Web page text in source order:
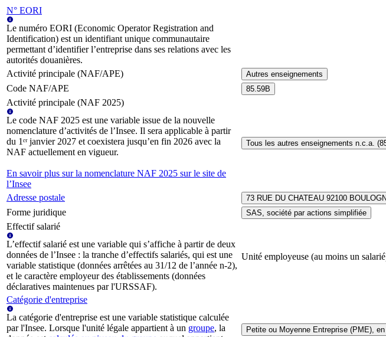
N° EORI
Le numéro EORI (Economic Operator Registration and
Identification) est un identifiant unique communautaire
permettant d’identifier l’entreprise dans ses relations avec les
autorités douanières.
Activité principale (NAF/APE)
Autres enseignements
Code NAF/APE 85.59B
Activité principale (NAF 2025)
Le code NAF 2025 est une variable issue de la nouvelle
nomenclature d’activités de l’Insee. Il sera applicable à partir
du 1ᵉʳ janvier 2027 et coexistera jusqu’en fin 2026 avec la
NAF actuellement en vigueur.
En savoir plus sur la nomenclature NAF 2025 sur le site de
l’Insee
Tous les autres enseignements n.c.a.
Adresse postale 73 RUE DU CHATEAU 92100
Forme juridique SAS, société par actions simplifiée
Effectif salarié
L’effectif salarié est une variable qui s’affiche à partir de deux
données de l’Insee : la tranche d’effectifs salariés, qui est une
variable statistique (données arrêtées au 31/12 de l’année n-2),
et le caractère employeur des établissements (données
déclaratives maintenues par l'URSSAF).
Unité employeuse (au moins un
Catégorie d'entreprise
La catégorie d'entreprise est une variable statistique calculée
par l'Insee. Lorsque l'unité légale appartient à un groupe, la
Petite ou Moyenne Entreprise (PME),